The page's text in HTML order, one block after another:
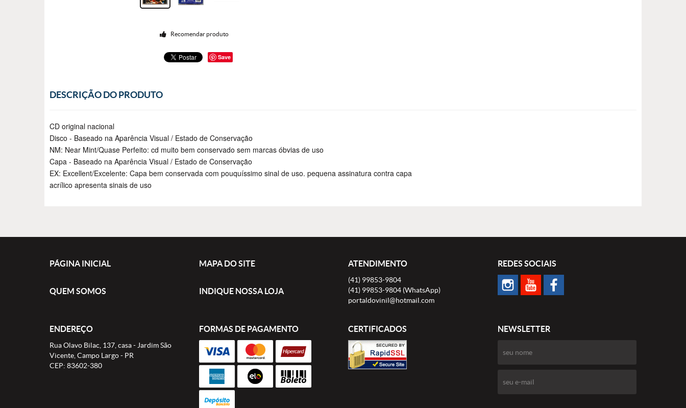
Recomendar produto
Save
DESCRIÇÃO DO PRODUTO
CD original nacional
Disco - Baseado na Aparência Visual / Estado de Conservação
NM: Near Mint/Quase Perfeito: cd muito bem conservado sem marcas óbvias de uso
Capa - Baseado na Aparência Visual / Estado de Conservação
EX: Excellent/Excelente: Capa bem conservada com pouquíssimo sinal de uso. pequena assinatura contra capa
acrílico apresenta sinais de uso
PÁGINA INICIAL MAPA DO SITE
QUEM SOMOS INDIQUE NOSSA LOJA
ATENDIMENTO
(41) 99853-9804
(41) 99853-9804 (WhatsApp)
portaldovinil@hotmail.com
REDES SOCIAIS
ENDEREÇO
Rua Olavo Bilac, 137, casa- Jardim São
Vicente, Campo Largo- PR
CEP: 83602-380
FORMAS DE PAGAMENTO CERTIFICADOS NEWSLETTER